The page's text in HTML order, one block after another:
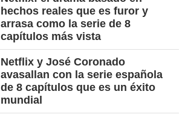
hechos reales que es furor y
arrasa como la serie de 8
capítulos más vista
Netflix y José Coronado
avasallan con la serie española
de 8 capítulos que es un éxito
mundial